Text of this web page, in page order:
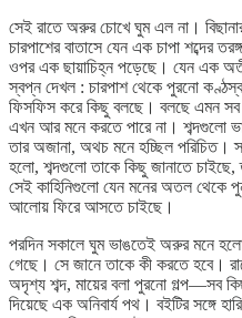
সেই রাতে অরুর চোখে ঘুম এল না।
চারপাশের বাতাসে যেন এক চাপা শব্দের
ওপর এক ছায়াচিহ্ন পড়েছে। যেন এক
স্বপ্ন দেখল : চারপাশ থেকে পুরনো
ফিসফিস করে কিছু বলছে। বলছে এমন
এখন আর মনে করতে পারে না। শব্দগুলো
তার অজানা, অথচ মনে হচ্ছিল পরিচিত।
হলো, শব্দগুলো তাকে কিছু জানাতে চাইছে,
সেই কাহিনিগুলো যেন মনের অতল থেকে
আলোয় ফিরে আসতে চাইছে।
পরদিন সকালে ঘুম ভাঙতেই অরুর মনে
গেছে। সে জানে তাকে কী করতে হবে।
অদৃশ্য শব্দ, মায়ের বলা পুরনো গল্প—সব
দিয়েছে এক অনিবার্য পথ। বইটির সঙ্গে